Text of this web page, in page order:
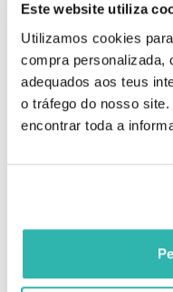
Este website utiliza
Utilizamos cookies
compra personalizada,
adequados aos teus
o tráfego do nosso
encontrar toda a
transformador
aumenta o brilho,
macio a cada utilização.
EAN: 7290121931984
Comentários
Moroccanoil